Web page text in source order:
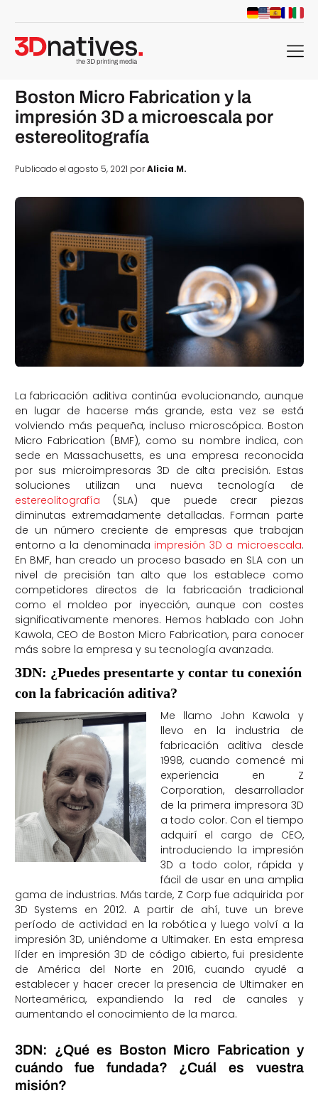
menu
Boston Micro Fabrication y la
impresión 3D a microescala por
estereolitografía
Publicado el agosto 5, 2021 porAlicia M.
La fabricación aditiva continúa evolucionando, aunque
en lugar de hacerse más grande, esta vez se está
volviendo más pequeña, incluso microscópica. Boston
Micro Fabrication (BMF), como su nombre indica, con
sede en Massachusetts, es una empresa reconocida
por sus microimpresoras 3D de alta precisión. Estas
soluciones utilizan una nueva tecnología de
estereolitografía (SLA) que puede crear piezas
diminutas extremadamente detalladas. Forman parte
de un número creciente de empresas que trabajan
entorno a la denominada impresión 3D a microescala.
En BMF, han creado un proceso basado en SLA con un
nivel de precisión tan alto que los establece como
competidores directos de la fabricación tradicional
como el moldeo por inyección, aunque con costes
significativamente menores. Hemos hablado con John
Kawola, CEO de Boston Micro Fabrication, para conocer
más sobre la empresa y su tecnología avanzada.
3DN: ¿Puedes presentarte y contar tu conexión
con la fabricación aditiva?
Me llamo John Kawola y
llevo en la industria de
fabricación aditiva desde
1998, cuando comencé mi
experiencia en Z
Corporation, desarrollador
de la primera impresora 3D
a todo color. Con el tiempo
adquirí el cargo de CEO,
introduciendo la impresión
3D a todo color, rápida y
fácil de usar en una amplia
gama de industrias. Más tarde, Z Corp fue adquirida por
3D Systems en 2012. A partir de ahí, tuve un breve
período de actividad en la robótica y luego volví a la
impresión 3D, uniéndome a Ultimaker. En esta empresa
líder en impresión 3D de código abierto, fui presidente
de América del Norte en 2016, cuando ayudé a
establecer y hacer crecer la presencia de Ultimaker en
Norteamérica, expandiendo la red de canales y
aumentando el conocimiento de la marca.
3DN: ¿Qué es Boston Micro Fabrication y
cuándo fue fundada? ¿Cuál es vuestra
misión?